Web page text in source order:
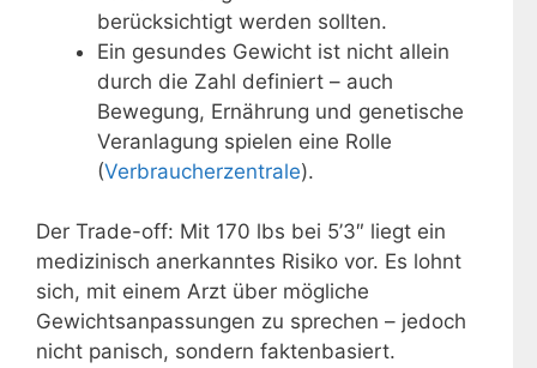
berücksichtigt werden sollten.
Ein gesundes Gewicht ist nicht allein
durch die Zahl definiert – auch
Bewegung, Ernährung und genetische
Veranlagung spielen eine Rolle
(Verbraucherzentrale).
Der Trade-off: Mit 170 lbs bei 5’3″ liegt ein
medizinisch anerkanntes Risiko vor. Es lohnt
sich, mit einem Arzt über mögliche
Gewichtsanpassungen zu sprechen – jedoch
nicht panisch, sondern faktenbasiert.